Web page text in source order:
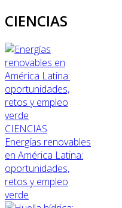
CIENCIAS
CIENCIAS
Energías renovables
en América Latina:
oportunidades,
retos y empleo
verde